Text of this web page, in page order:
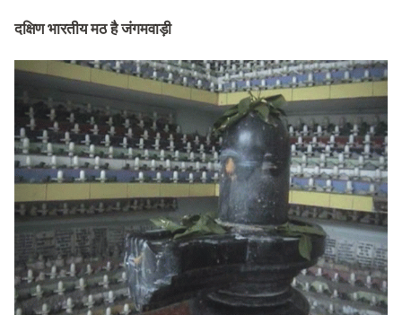
दक्षिण भारतीय मठ है जंगमवाड़ी